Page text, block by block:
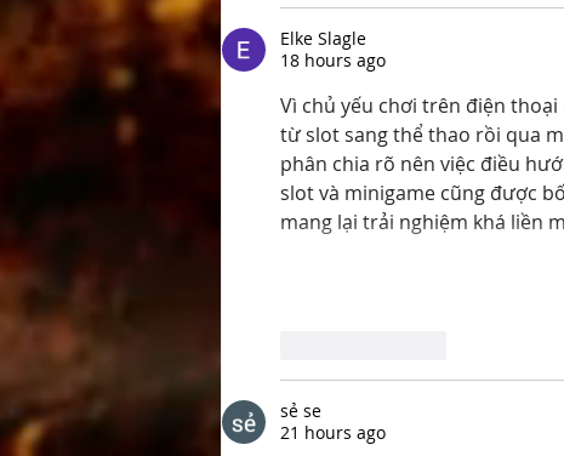
Elke Slagle
18 hours ago
Vì chủ yếu chơi trên điện
từ slot sang thể thao rồi qua
phân chia rõ nên việc điều
slot và minigame cũng được
mang lại trải nghiệm khá liền
sẻ se
21 hours ago